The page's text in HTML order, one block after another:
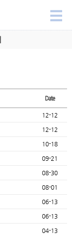
Date
12-12
12-12
10-18
09-21
08-30
08-01
06-13
06-13
04-13